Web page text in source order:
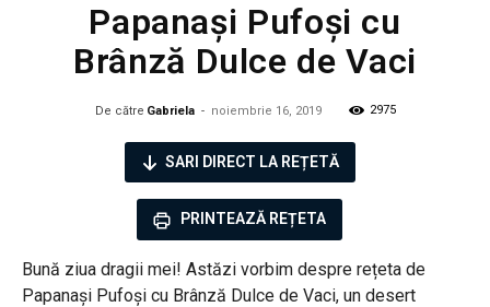
Papanași Pufoși cu
Brânză Dulce de Vaci
De către Gabriela - noiembrie 16, 2019 2975
SARI DIRECT LA REȚETĂ
PRINTEAZĂ REȚETA
Bună ziua dragii mei! Astăzi vorbim despre rețeta de
Papanași Pufoși cu Brânză Dulce de Vaci, un desert